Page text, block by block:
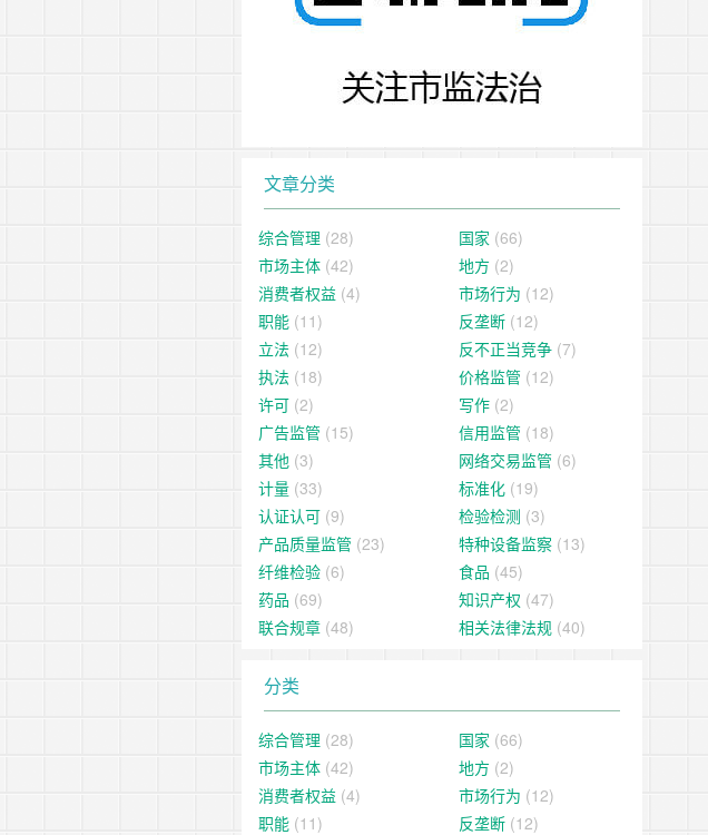
文章分类
综合管理 (28) 国家 (66)
市场主体 (42) 地方 (2)
消费者权益 (4) 市场行为 (12)
职能 (11) 反垄断 (12)
立法 (12) 反不正当竞争 (7)
执法 (18) 价格监管 (12)
许可 (2) 写作 (2)
广告监管 (15) 信用监管 (18)
其他 (3) 网络交易监管 (6)
计量 (33) 标准化 (19)
认证认可 (9) 检验检测 (3)
产品质量监管 (23) 特种设备监察 (13)
纤维检验 (6) 食品 (45)
药品 (69) 知识产权 (47)
联合规章 (48) 相关法律法规 (40)
分类
综合管理 (28) 国家 (66)
市场主体 (42) 地方 (2)
消费者权益 (4) 市场行为 (12)
职能 (11) 反垄断 (12)